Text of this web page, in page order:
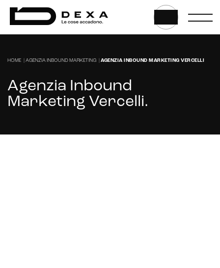
HOME AGENZIA INBOUND MARKETING AGENZIA INBOUND MARKETING VERCELLI
Agenzia Inbound
Marketing Vercelli.